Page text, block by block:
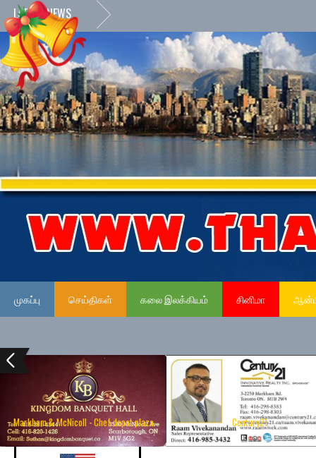
LATEST NEWS
முகப்பு செய்திகள் கலை இலக்கியம் சினிமா
Markham & McNicoll - Chef depot plaza Century21
UK (London) Sunday, December 8,